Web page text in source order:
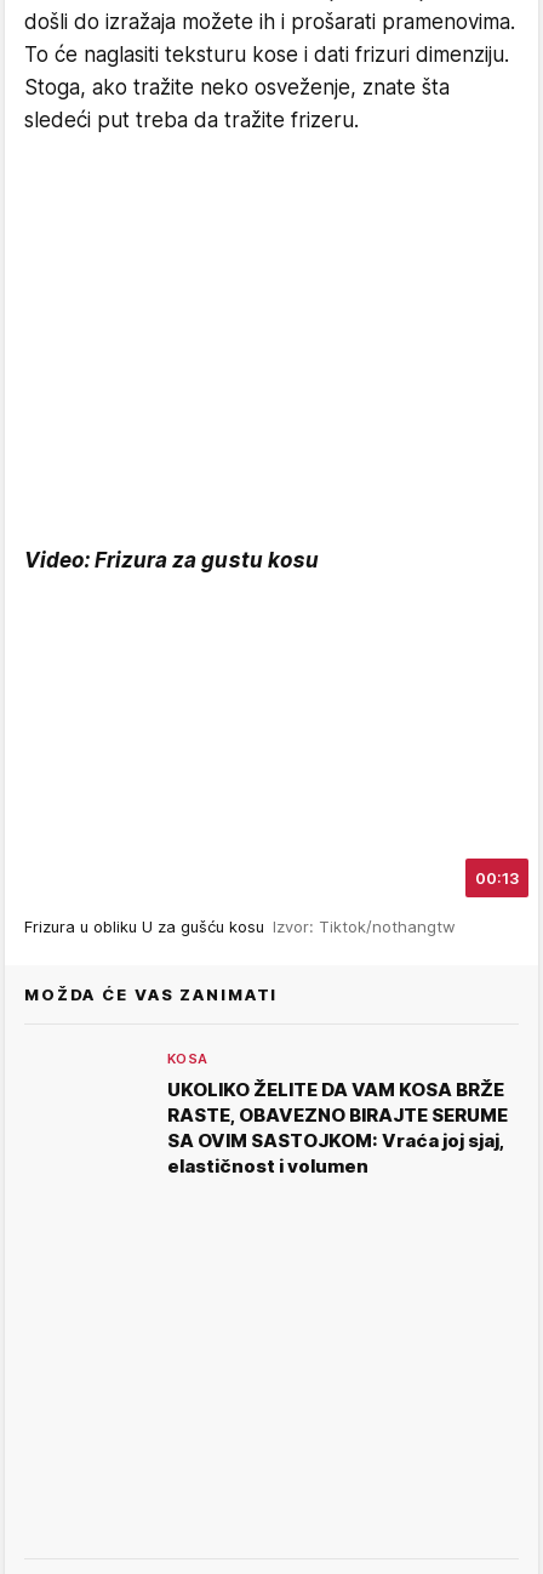
došli do izražaja možete ih i prošarati pramenovima.
To će naglasiti teksturu kose i dati frizuri dimenziju.
Stoga, ako tražite neko osveženje, znate šta
sledeći put treba da tražite frizeru.
Video: Frizura za gustu kosu
00:13
Frizura u obliku U za gušću kosu Izvor: Tiktok/nothangtw
MOŽDA ĆE VAS ZANIMATI
KOSA
UKOLIKO ŽELITE DA VAM KOSA BRŽE
RASTE, OBAVEZNO BIRAJTE SERUME
SA OVIM SASTOJKOM: Vraća joj sjaj,
elastičnost i volumen